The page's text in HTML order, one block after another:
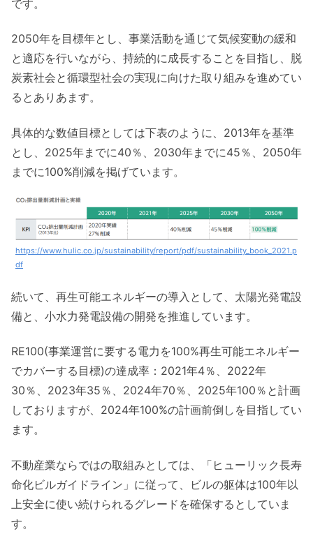
です。
2050年を目標年とし、事業活動を通じて気候変動の緩和
と適応を行いながら、持続的に成長することを目指し、脱
炭素社会と循環型社会の実現に向けた取り組みを進めてい
るとありあます。
具体的な数値目標としては下表のように、2013年を基準
とし、2025年までに40％、2030年までに45％、2050年
までに100%削減を掲げています。
https://www.hulic.co.jp/sustainability/report/pdf/sustainability_book_2021.p
df
続いて、再生可能エネルギーの導入として、太陽光発電設
備と、小水力発電設備の開発を推進しています。
RE100(事業運営に要する電⼒を100%再生可能エネルギー
でカバーする目標)の達成率：2021年4％、2022年
30％、2023年35％、2024年70％、2025年100％と計画
しておりますが、2024年100%の計画前倒しを目指してい
ます。
不動産業ならではの取組みとしては、「ヒューリック長寿
命化ビルガイドライン」に従って、ビルの躯体は100年以
上安全に使い続けられるグレードを確保するとしていま
す。